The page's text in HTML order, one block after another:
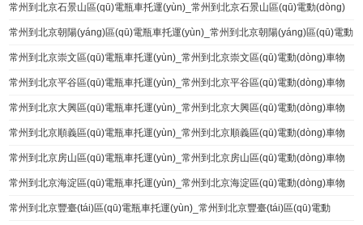
車物流
常州到北京石景山區(qū)電瓶車托運(yùn)_常州到北京石景山區(qū)電動(dòng)
車物流
常州到北京朝陽(yáng)區(qū)電瓶車托運(yùn)_常州到北京朝陽(yáng)區(qū)電動
(dòng)車物流
常州到北京崇文區(qū)電瓶車托運(yùn)_常州到北京崇文區(qū)電動(dòng)車物
流
常州到北京平谷區(qū)電瓶車托運(yùn)_常州到北京平谷區(qū)電動(dòng)車物
流
常州到北京大興區(qū)電瓶車托運(yùn)_常州到北京大興區(qū)電動(dòng)車物
流
常州到北京順義區(qū)電瓶車托運(yùn)_常州到北京順義區(qū)電動(dòng)車物
流
常州到北京房山區(qū)電瓶車托運(yùn)_常州到北京房山區(qū)電動(dòng)車物
流
常州到北京海淀區(qū)電瓶車托運(yùn)_常州到北京海淀區(qū)電動(dòng)車物
流
常州到北京豐臺(tái)區(qū)電瓶車托運(yùn)_常州到北京豐臺(tái)區(qū)電動